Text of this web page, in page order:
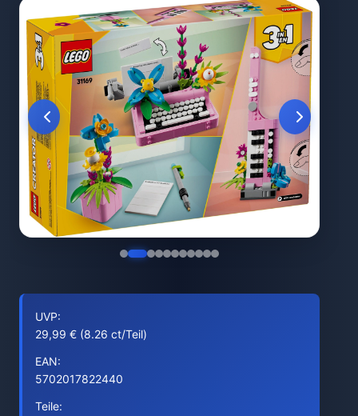
UVP:
29,99 € (8.26 ct/Teil)
EAN:
5702017822440
Teile: